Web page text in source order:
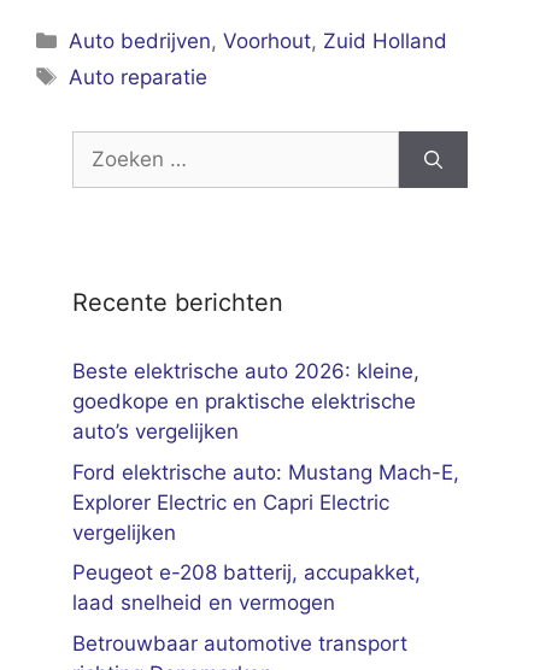
Categorieën
Auto bedrijven,Voorhout, Zuid Holland
Tags
Auto reparatie
Zoek
Recente berichten
Beste elektrische auto 2026: kleine,
goedkope en praktische elektrische
auto’s vergelijken
Ford elektrische auto: Mustang Mach-E,
Explorer Electric en Capri Electric
vergelijken
Peugeot e-208 batterij, accupakket,
laad snelheid en vermogen
Betrouwbaar automotive transport